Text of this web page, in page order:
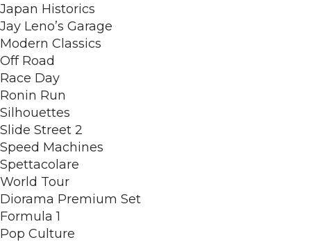
Japan Historics
Jay Leno’s Garage
Modern Classics
Off Road
Race Day
Ronin Run
Silhouettes
Slide Street 2
Speed Machines
Spettacolare
World Tour
Diorama Premium Set
Formula 1
Pop Culture